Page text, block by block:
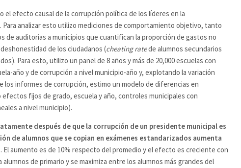
el efecto causal de la corrupción política de los líderes en la
Para analizar esto utilizo mediciones de comportamiento objetivo, tanto
de auditorias a municipios que cuantifican la proporción de gastos no
de los ciudadanos (cheating ratede alumnos secundarios
Para esto, utilizo un panel de 8 años y más de 20,000 escuelas con
año y de corrupción a nivel municipio-año y, explotando la variación
los informes de corrupción, estimo un modelo de diferencias en
fijos de grado, escuela y año, controles municipales con
a nivel municipio).
después de que la corrupción de un presidente municipal es
de alumnos que se copian en exámenes estandarizados aumenta
. El aumento es de 10% respecto del promedio y el efecto es creciente con
de primario y se maximiza entre los alumnos más grandes del